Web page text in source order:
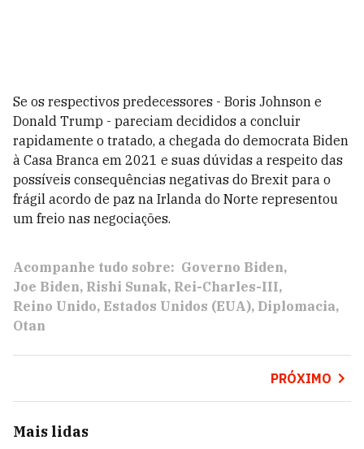
Se os respectivos predecessores - Boris Johnson e
Donald Trump - pareciam decididos a concluir
rapidamente o tratado, a chegada do democrata Biden
à Casa Branca em 2021 e suas dúvidas a respeito das
possíveis consequências negativas do Brexit para o
frágil acordo de paz na Irlanda do Norte representou
um freio nas negociações.
Acompanhe tudo sobre: Governo Biden
Joe Biden Rishi Sunak Rei-Charles-III
Reino Unido Estados Unidos (EUA) Diplomacia
Otan
PRÓXIMO
Mais lidas